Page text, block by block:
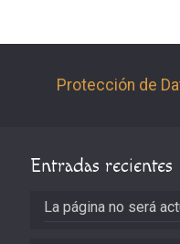
Protección de
Entradas recientes
La página no será